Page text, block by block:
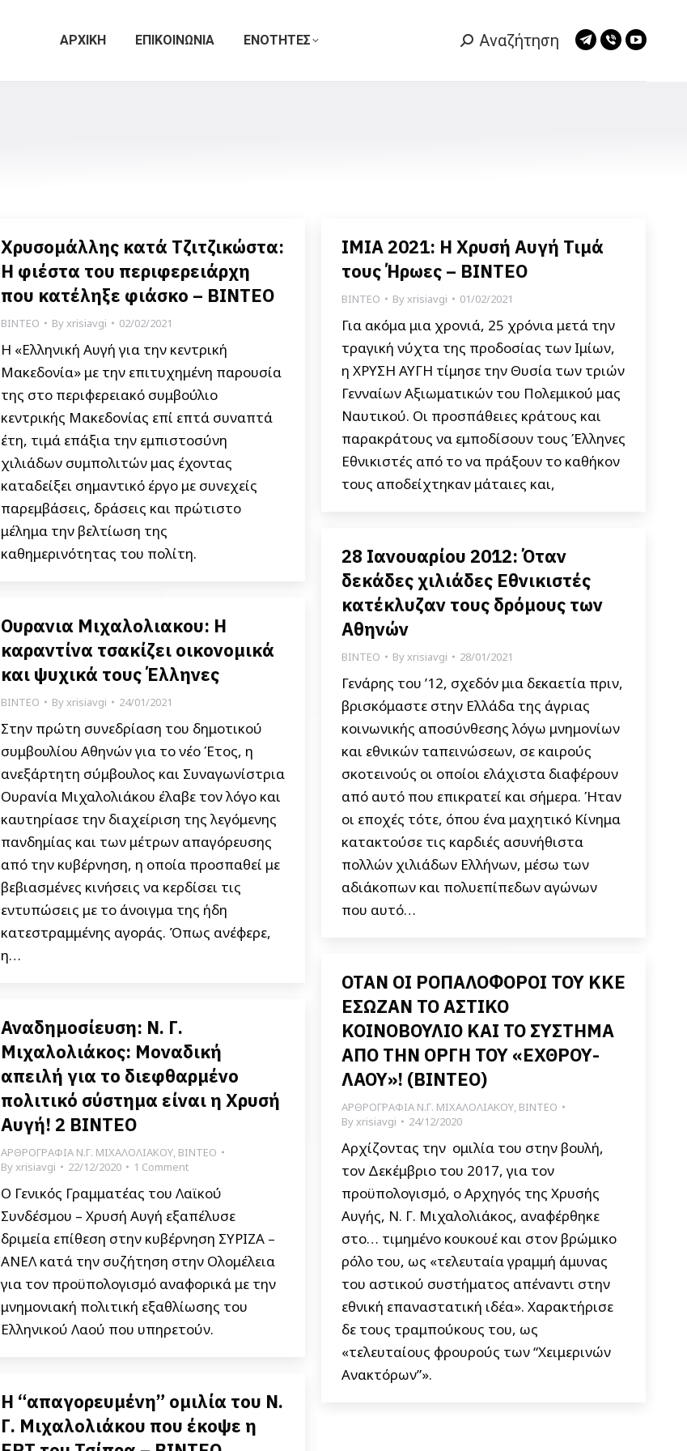
ΑΡΧΙΚΗ ΕΠΙΚΟΙΝΩΝΙΑ ΕΝΟΤΗΤΕΣ Search:
Αναζήτηση
Telegram
Viber
Χρυσομάλλης κατά Τζιτζικώστα:
Η φιέστα του περιφερειάρχη
που κατέληξε φιάσκο – ΒΙΝΤΕΟ
ΒΙΝΤΕΟ Byxrisiavgi 02/02/2021
Η «Ελληνική Αυγή για την κεντρική
Μακεδονία» με την επιτυχημένη παρουσία
της στο περιφερειακό συμβούλιο
κεντρικής Μακεδονίας επί επτά συναπτά
έτη, τιμά επάξια την εμπιστοσύνη
χιλιάδων συμπολιτών μας έχοντας
καταδείξει σημαντικό έργο με συνεχείς
παρεμβάσεις, δράσεις και πρώτιστο
μέλημα την βελτίωση της
καθημερινότητας του πολίτη.
ΙΜΙΑ 2021: Η Χρυσή Αυγή Τιμά
τους Ήρωες – BINTEO
ΒΙΝΤΕΟ Byxrisiavgi 01/02/2021
Για ακόμα μια χρονιά, 25 χρόνια μετά την
τραγική νύχτα της προδοσίας των Ιμίων,
η ΧΡΥΣΗ ΑΥΓΗ τίμησε την Θυσία των τριών
Γενναίων Αξιωματικών του Πολεμικού μας
Ναυτικού. Οι προσπάθειες κράτους και
παρακράτους να εμποδίσουν τους Έλληνες
Εθνικιστές από το να πράξουν το καθήκον
τους αποδείχτηκαν μάταιες και,
28 Ιανουαρίου 2012: Όταν
δεκάδες χιλιάδες Εθνικιστές
κατέκλυζαν τους δρόμους των
Αθηνών
ΒΙΝΤΕΟ Byxrisiavgi 28/01/2021
Γενάρης του ’12, σχεδόν μια δεκαετία πριν,
βρισκόμαστε στην Ελλάδα της άγριας
κοινωνικής αποσύνθεσης λόγω μνημονίων
και εθνικών ταπεινώσεων, σε καιρούς
σκοτεινούς οι οποίοι ελάχιστα διαφέρουν
από αυτό που επικρατεί και σήμερα. Ήταν
οι εποχές τότε, όπου ένα μαχητικό Κίνημα
κατακτούσε τις καρδιές ασυνήθιστα
πολλών χιλιάδων Ελλήνων, μέσω των
αδιάκοπων και πολυεπίπεδων αγώνων
που αυτό…
Ουρανια Μιχαλολιακου: Η
καραντίνα τσακίζει οικονομικά
και ψυχικά τους Έλληνες
ΒΙΝΤΕΟ Byxrisiavgi 24/01/2021
Στην πρώτη συνεδρίαση του δημοτικού
συμβουλίου Αθηνών για το νέο Έτος, η
ανεξάρτητη σύμβουλος και Συναγωνίστρια
Ουρανία Μιχαλολιάκου έλαβε τον λόγο και
καυτηρίασε την διαχείριση της λεγόμενης
πανδημίας και των μέτρων απαγόρευσης
από την κυβέρνηση, η οποία προσπαθεί με
βεβιασμένες κινήσεις να κερδίσει τις
εντυπώσεις με το άνοιγμα της ήδη
κατεστραμμένης αγοράς. Όπως ανέφερε,
η…
ΟΤΑΝ ΟΙ ΡΟΠΑΛΟΦΟΡΟΙ ΤΟΥ ΚΚΕ
ΕΣΩΖΑΝ ΤΟ ΑΣΤΙΚΟ
ΚΟΙΝΟΒΟΥΛΙΟ ΚΑΙ ΤΟ ΣΥΣΤΗΜΑ
ΑΠΟ ΤΗΝ ΟΡΓΗ ΤΟΥ «ΕΧΘΡΟΥ-
ΛΑΟΥ»! (ΒΙΝΤΕΟ)
ΑΡΘΡΟΓΡΑΦΙΑ Ν.Γ. ΜΙΧΑΛΟΛΙΑΚΟΥ, ΒΙΝΤΕΟ
Byxrisiavgi 24/12/2020
Αρχίζοντας την ομιλία του στην βουλή,
τον Δεκέμβριο του 2017, για τον
προϋπολογισμό, ο Αρχηγός της Χρυσής
Αυγής, Ν. Γ. Μιχαλολιάκος, αναφέρθηκε
στο… τιμημένο κουκουέ και στον βρώμικο
ρόλο του, ως «τελευταία γραμμή άμυνας
του αστικού συστήματος απέναντι στην
εθνική επαναστατική ιδέα». Χαρακτήρισε
δε τους τραμπούκους του, ως
«τελευταίους φρουρούς των “Χειμερινών
Ανακτόρων”».
Αναδημοσίευση: Ν. Γ.
Μιχαλολιάκος: Μοναδική
απειλή για το διεφθαρμένο
πολιτικό σύστημα είναι η Χρυσή
Αυγή! 2 ΒΙΝΤΕΟ
ΑΡΘΡΟΓΡΑΦΙΑ Ν.Γ. ΜΙΧΑΛΟΛΙΑΚΟΥ, ΒΙΝΤΕΟ
Byxrisiavgi 22/12/2020 1 Comment
Ο Γενικός Γραμματέας του Λαϊκού
Συνδέσμου – Χρυσή Αυγή εξαπέλυσε
δριμεία επίθεση στην κυβέρνηση ΣΥΡΙΖΑ –
ΑΝΕΛ κατά την συζήτηση στην Ολομέλεια
για τον προϋπολογισμό αναφορικά με την
μνημονιακή πολιτική εξαθλίωσης του
Ελληνικού Λαού που υπηρετούν.
Η “απαγορευμένη” ομιλία του Ν.
Γ. Μιχαλολιάκου που έκοψε η